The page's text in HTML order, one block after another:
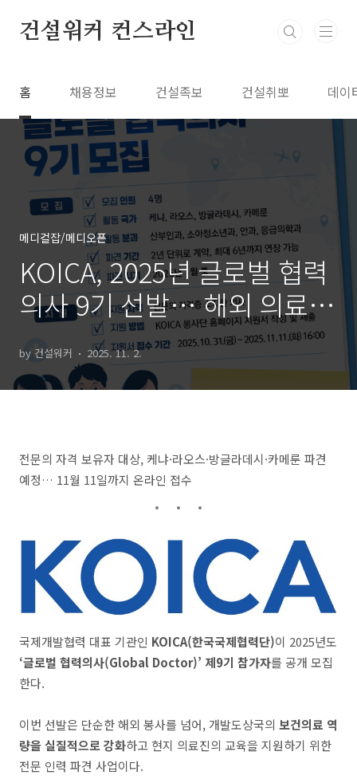
건설워커 컨스라인
홈 채용정보 건설족보 건설취뽀 데이
메디컬잡/메디오픈
KOICA, 2025년 글로벌 협력
의사 9기 선발… 해외 의료봉
사로 세계와 함께하는 의사
모집
by 건설워커 2025. 11. 2.
전문의 자격 보유자 대상, 케냐·라오스·방글라데시·카메룬 파견
예정… 11월 11일까지 온라인 접수
국제개발협력 대표 기관인 KOICA(한국국제협력단)이 2025년도
‘글로벌 협력의사(Global Doctor)’ 제9기 참가자를 공개 모집
한다.
이번 선발은 단순한 해외 봉사를 넘어, 개발도상국의 보건의료 역
량을 실질적으로 강화하고 현지 의료진의 교육을 지원하기 위한
전문 인력 파견 사업이다.